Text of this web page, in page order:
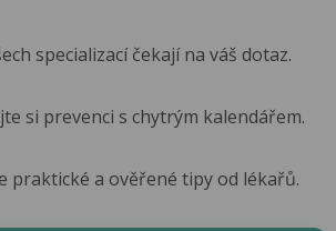
specializací čekají na váš dotaz.
si prevenci s chytrým kalendářem.
praktické a ověřené tipy od lékařů.